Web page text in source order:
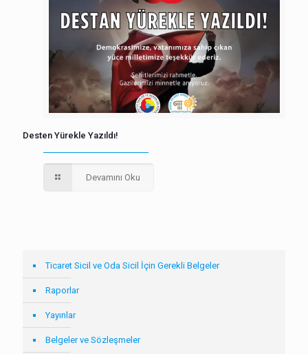
Desten Yürekle Yazıldı!
Devamını Oku
Ticaret Sicil ve Oda Sicil İçin Gerekli Belgeler
Raporlar
Yayınlar
Belgeler ve Sözleşmeler